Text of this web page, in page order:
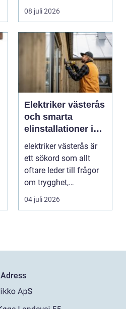
08 juli 2026
Elektriker västerås
och smarta
elinstallationer i
vardagen
elektriker västerås är
ett sökord som allt
oftare leder till frågor
om trygghet,
energioptimering oc...
04 juli 2026
Adress